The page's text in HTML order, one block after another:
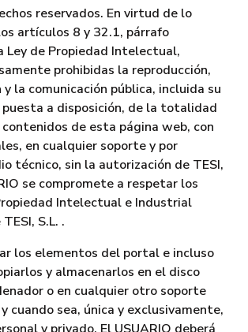
reservados. En virtud de lo
artículos 8 y 32.1, párrafo
Ley de Propiedad Intelectual,
prohibidas la reproducción,
la comunicación pública, incluida su
a disposición, de la totalidad
de esta página web, con
en cualquier soporte y por
técnico, sin la autorización de TESI,
se compromete a respetar los
Intelectual e Industrial
S.L. .
los elementos del portal e incluso
y almacenarlos en el disco
o en cualquier otro soporte
cuando sea, única y exclusivamente,